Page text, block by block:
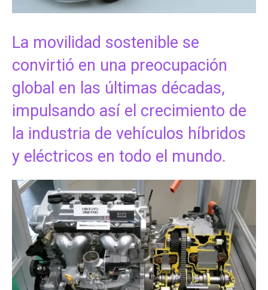
La movilidad sostenible se
convirtió en una preocupación
global en las últimas décadas,
impulsando así el crecimiento de
la industria de vehículos híbridos
y eléctricos en todo el mundo.